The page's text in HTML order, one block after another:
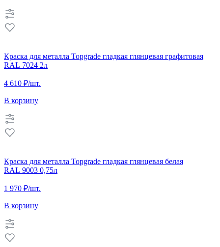
Краска для металла Topgrade гладкая глянцевая графитовая
RAL 7024 2л
4 610 ₽/шт.
В корзину
Краска для металла Topgrade гладкая глянцевая белая
RAL 9003 0,75л
1 970 ₽/шт.
В корзину